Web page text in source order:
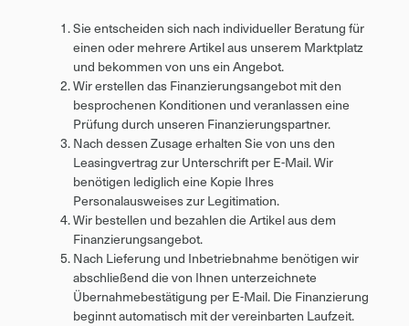
Sie entscheiden sich nach individueller Beratung für
einen oder mehrere Artikel aus unserem Marktplatz
und bekommen von uns ein Angebot.
Wir erstellen das Finanzierungsangebot mit den
besprochenen Konditionen und veranlassen eine
Prüfung durch unseren Finanzierungspartner.
Nach dessen Zusage erhalten Sie von uns den
Leasingvertrag zur Unterschrift per E-Mail. Wir
benötigen lediglich eine Kopie Ihres
Personalausweises zur Legitimation.
Wir bestellen und bezahlen die Artikel aus dem
Finanzierungsangebot.
Nach Lieferung und Inbetriebnahme benötigen wir
abschließend die von Ihnen unterzeichnete
Übernahmebestätigung per E-Mail. Die Finanzierung
beginnt automatisch mit der vereinbarten Laufzeit.